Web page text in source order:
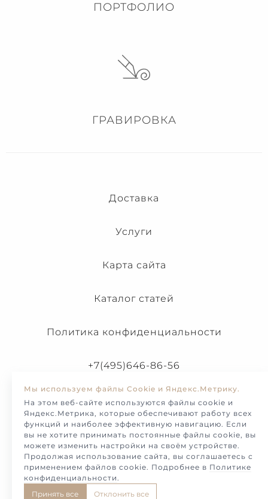
ПОРТФОЛИО
ГРАВИРОВКА
Доставка
Услуги
Карта сайта
Каталог статей
Политика конфиденциальности
+7(495)646-86-56
Мы используем файлы Cookie и Яндекс.Метрику.
На этом веб-сайте используются файлы cookie и
Яндекс.Метрика, которые обеспечивают работу всех
функций и наиболее эффективную навигацию. Если
вы не хотите принимать постоянные файлы cookie, вы
можете изменить настройки на своём устройстве.
Продолжая использование сайта, вы соглашаетесь с
применением файлов cookie. Подробнее в Политике
конфиденциальности.
Принять все
Отклонить все